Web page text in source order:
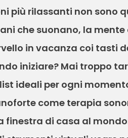
più rilassanti non sono
che suonano, la mente
in vacanza coi tasti
iniziare? Mai troppo
ideali per ogni
come terapia
finestra di casa al